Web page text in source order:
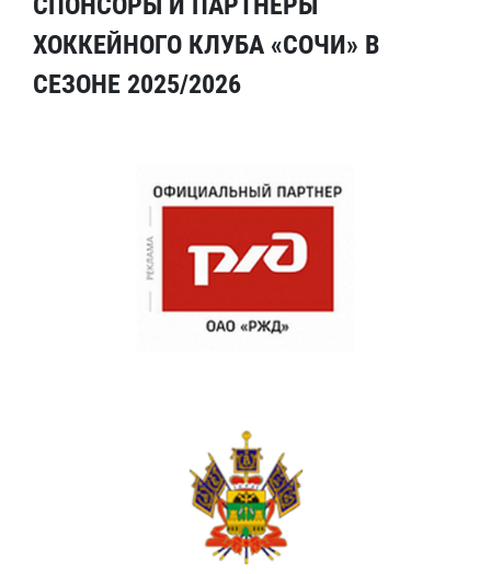
ХОККЕЙНОГО КЛУБА «СОЧИ» В
СЕЗОНЕ 2025/2026